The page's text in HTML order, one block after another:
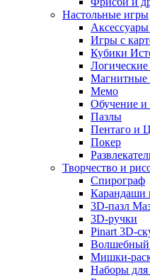
Настольные игры
Игры с
Кубики
Магнитные
Мемо
Обучение и
Пазлы
Пентаго и
Покер
Творчество и
Спирограф
Карандаши
3D-пазл
3D-ручки
Pinart 3D-
Мишки-
Наборы для